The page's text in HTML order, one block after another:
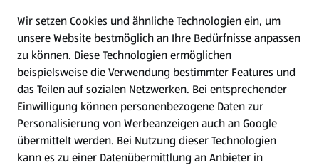
WhatsApp
Gewinnspiele
Mein HOFER. Meine Einkäufe.
Meine Meinung. Mein HOFER.
Wir setzen Cookies und ähnliche Technologien ein, um
unsere Website bestmöglich an Ihre Bedürfnisse anpassen
zu können. Diese Technologien ermöglichen
beispielsweise die Verwendung bestimmter Features und
das Teilen auf sozialen Netzwerken. Bei entsprechender
Einwilligung können personenbezogene Daten zur
Personalisierung von Werbeanzeigen auch an Google
übermittelt werden. Bei Nutzung dieser Technologien
kann es zu einer Datenübermittlung an Anbieter in